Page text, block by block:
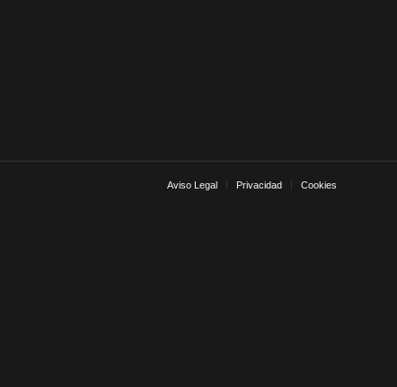
Aviso Legal Privacidad Cookies